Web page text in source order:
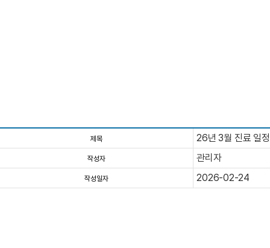
제목 26년 3월 진료 일
작성자 관리자
작성일자 2026-02-24